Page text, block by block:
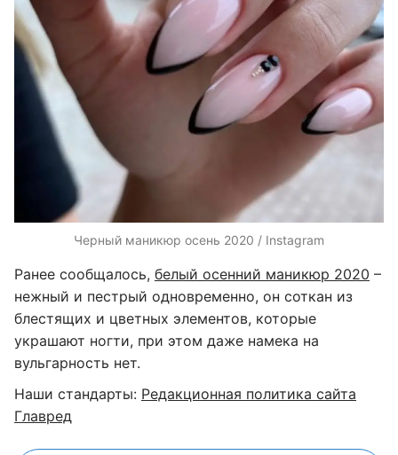
Черный маникюр осень 2020 / Instagram
Ранее сообщалось, белый осенний маникюр 2020 –
нежный и пестрый одновременно, он соткан из
блестящих и цветных элементов, которые
украшают ногти, при этом даже намека на
вульгарность нет.
Наши стандарты: Редакционная политика сайта
Главред